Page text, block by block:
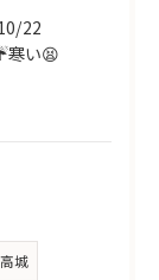
22
寒い😫
高城